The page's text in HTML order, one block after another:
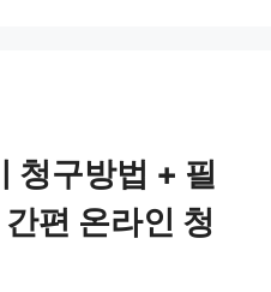
청구방법 + 필
편 온라인 청